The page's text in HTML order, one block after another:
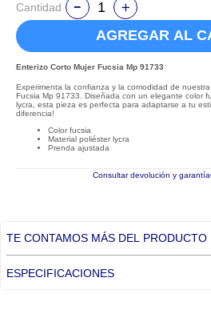
Cantidad
AGREGAR AL
Enterizo Corto Mujer Fucsia Mp 91733
Experimenta la confianza y la comodidad de
Fucsia Mp 91733. Diseñada con un elegante color
lycra, esta pieza es perfecta para adaptarse a tu
diferencia!
Color fucsia
Material poliéster lycra
Prenda ajustada
Consultar devolución y garantía
TE CONTAMOS MÁS DEL PRODUCTO
ESPECIFICACIONES